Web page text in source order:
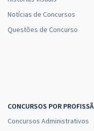
ALEAM - Assembleia
Notícias de Concursos
Questões de Concurso
CONCURSOS POR
Concursos Administrativos